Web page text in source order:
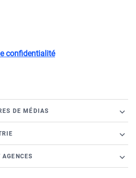
confidentialité
DE MÉDIAS